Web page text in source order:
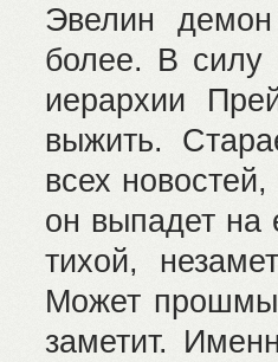
Эвелин
более. В силу
иерархии
выжить.
всех
он выпадет на
тихой,
Может
заметит.